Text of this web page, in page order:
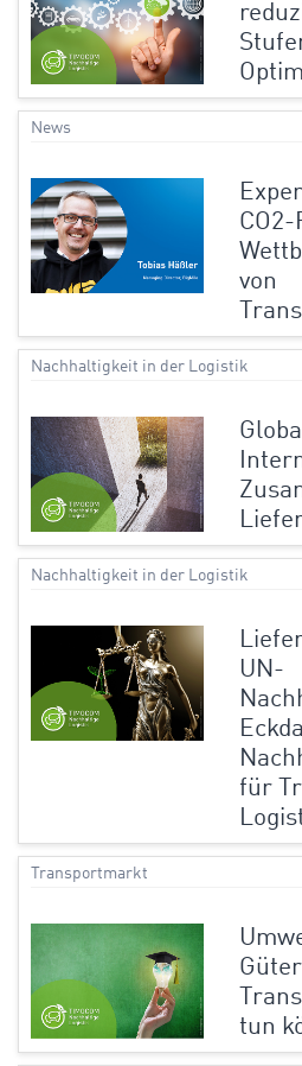
News
von
Nachhaltigkeit in der Logistik
Nachhaltigkeit in der Logistik
UN-
für
Transportmarkt
tun